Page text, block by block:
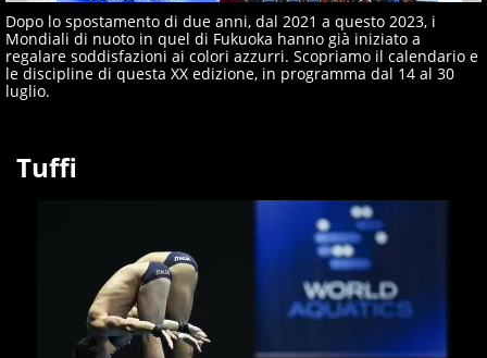
Dopo lo spostamento di due anni, dal 2021 a questo 2023, i
Mondiali di nuoto in quel di Fukuoka hanno già iniziato a
regalare soddisfazioni ai colori azzurri. Scopriamo il calendario e
le discipline di questa XX edizione, in programma dal 14 al 30
luglio.
Tuffi